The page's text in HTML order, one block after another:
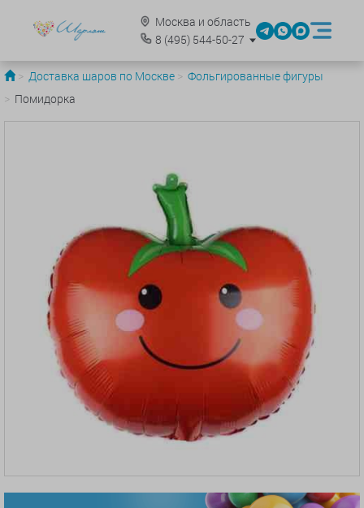
Москва и область
8 (495)544-50-27
Доставка шаров по Москве
Фольгированные фигуры
Помидорка